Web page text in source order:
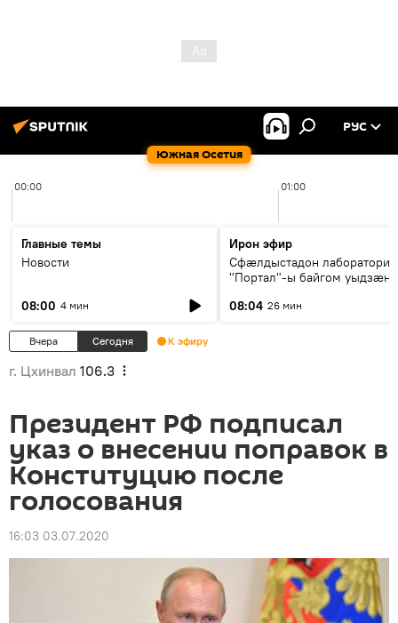
Южная Осетия
РУС
00:00 01:00
Главные темы
Новости
08:00 4 мин
Ирон эфир
Сфæлдыстадон лаборатори
"Портал"-ы байгом уыдзæн
Æхсары куыстыты равдыст
08:04 26 мин
Вчера Сегодня К эфиру
г. Цхинвал 106.3
Президент РФ подписал
указ о внесении поправок в
Конституцию после
голосования
16:03 03.07.2020